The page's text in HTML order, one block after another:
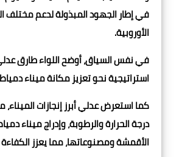
في إطار الجهود المبذولة لدعم مختلف
الأوروبية.
استراتيجية نحو تعزيز مكانة ميناء
كما استعرض عدلي أبرز إنجازات
الأقمشة ومصنوعاتها، مما يعزز